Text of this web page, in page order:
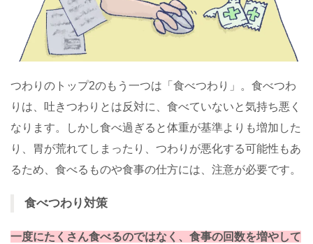
つわりのトップ2のもう一つは「食べつわり」。食べつわ
りは、吐きつわりとは反対に、食べていないと気持ち悪く
なります。しかし食べ過ぎると体重が基準よりも増加した
り、胃が荒れてしまったり、つわりが悪化する可能性もあ
るため、食べるものや食事の仕方には、注意が必要です。
食べつわり対策
一度にたくさん食べるのではなく、食事の回数を増やして